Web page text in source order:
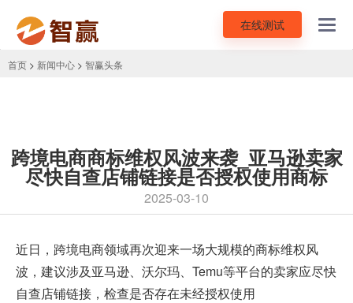
在线测试
首页 > 新闻中心 > 智赢头条
跨境电商商标维权风波来袭_亚马逊卖家
尽快自查店铺链接是否授权使用商标
2025-03-10
近日， 跨境电商领域再次迎来一场大规模的商标维权风
波，建议涉及亚马逊、沃尔玛、Temu等平台的卖家应尽快
自查店铺链接，检查是否存在未经授权使用